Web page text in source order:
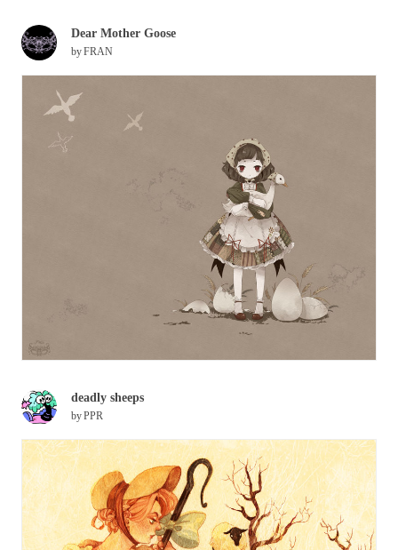
Dear Mother Goose
byFRAN
deadly sheeps
byPPR